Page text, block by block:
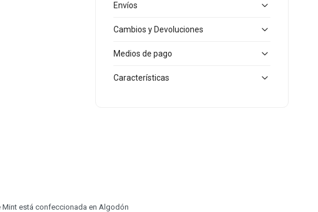
Envíos
Cambios y Devoluciones
Medios de pago
Características
Mint está confeccionada en Algodón